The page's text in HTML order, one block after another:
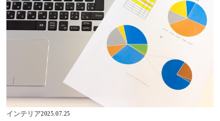
インテリア2025.07.25